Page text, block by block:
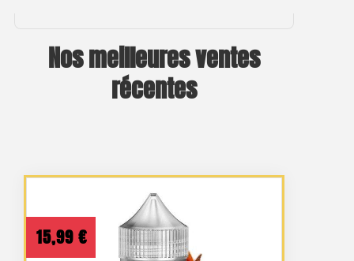
Nos meilleures ventes
récentes
15,99 €